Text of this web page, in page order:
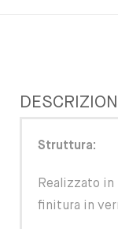
Struttura:
Realizzato in
finitura in